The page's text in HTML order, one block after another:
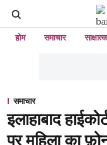
होम समाचार
समाचार
इलाहाबाद
पर महिला का